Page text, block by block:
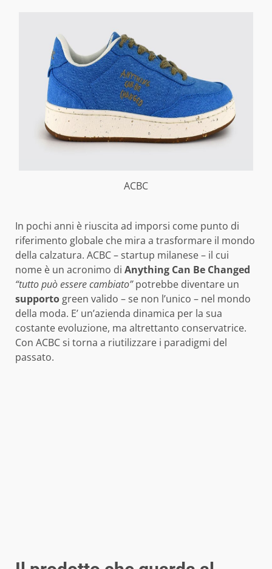
ACBC
In pochi anni è riuscita ad imporsi come punto di
riferimento globale che mira a trasformare il mondo
della calzatura. ACBC – startup milanese – il cui
nome è un acronimo di Anything Can Be Changed
“tutto può essere cambiato”potrebbe diventare un
supportogreen valido – se non l’unico – nel mondo
della moda. E’ un’azienda dinamica per la sua
costante evoluzione, ma altrettanto conservatrice.
Con ACBC si torna a riutilizzare i paradigmi del
passato.